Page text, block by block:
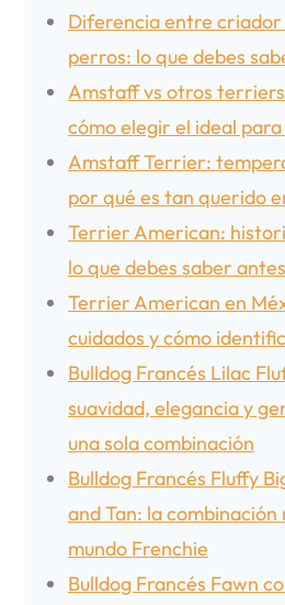
Diferencia entre criador
perros: lo que debes
Amstaff vs otros
cómo elegir el ideal
Amstaff Terrier:
por qué es tan querido
Terrier American:
lo que debes saber
Terrier American en
cuidados y cómo
Bulldog Francés Lilac
suavidad, elegancia y
una sola combinación
Bulldog Francés Fluffy
and Tan: la combinación
mundo Frenchie
Bulldog Francés Fawn